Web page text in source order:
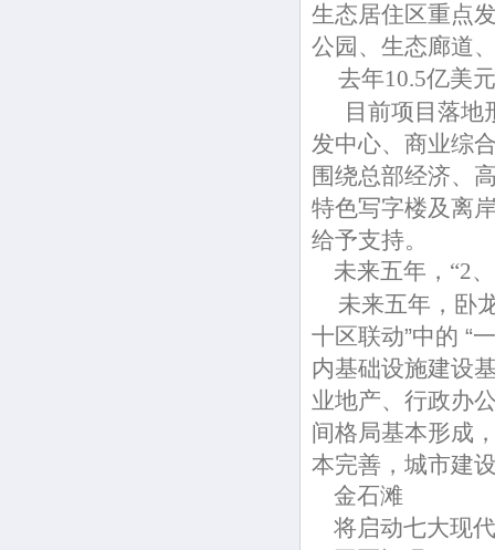
生态居住区重点
公园、生态廊道
去年10.5亿美
目前项目落地
发中心、商业综
围绕总部经济、
特色写字楼及离
给予支持。
未来五年，“2
未来五年，卧
十区联动”中的 “
内基础设施建设
业地产、行政办
间格局基本形成
本完善，城市建
金石滩
将启动七大现